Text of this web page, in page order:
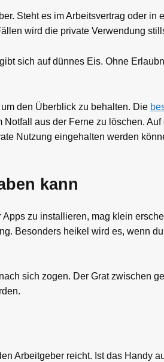
Steht es im Arbeitsvertrag oder in
wird die private Verwendung
sich auf dünnes Eis. Ohne
den Überblick zu behalten. Die
aus der Ferne zu löschen.
Nutzung eingehalten werden
kann
zu installieren, mag klein
Besonders heikel wird es, wenn
sich zogen. Der Grat zwischen
Arbeitgeber reicht. Ist das Handy